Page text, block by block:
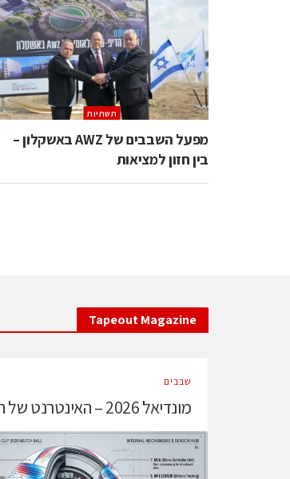
תשתיות
מפעל השבבים של AWZ באשקלון –
בין חזון למציאות
Tapeout Magazine
‫שבבים‬
מונדיאל 2026 – האינטרנט של הבעיטות